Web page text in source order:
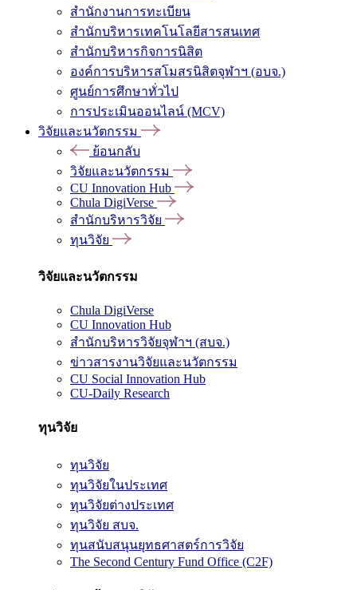
สำนักงานการทะเบียน
สำนักบริหารเทคโนโลยีสารสนเทศ
สำนักบริหารกิจการนิสิต
องค์การบริหารสโมสรนิสิตจุฬาฯ (อบจ.)
ศูนย์การศึกษาทั่วไป
การประเมินออนไลน์ (MCV)
วิจัยและนวัตกรรม
ย้อนกลับ
วิจัยและนวัตกรรม
CU Innovation Hub
Chula DigiVerse
สำนักบริหารวิจัย
ทุนวิจัย
วิจัยและนวัตกรรม
Chula DigiVerse
CU Innovation Hub
สำนักบริหารวิจัยจุฬาฯ (สบจ.)
ข่าวสารงานวิจัยและนวัตกรรม
CU Social Innovation Hub
CU-Daily Research
ทุนวิจัย
ทุนวิจัย
ทุนวิจัยในประเทศ
ทุนวิจัยต่างประเทศ
ทุนวิจัย สบจ.
ทุนสนับสนุนยุทธศาสตร์การวิจัย
The Second Century Fund Office (C2F)